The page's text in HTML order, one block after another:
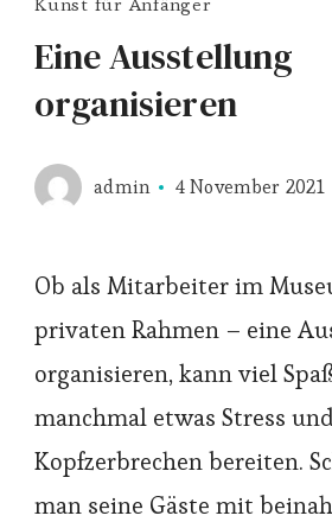
Eine Ausstellung
organisieren
admin 4 November 2021
Ob als Mitarbeiter im
privaten Rahmen – eine
organisieren, kann viel
manchmal etwas Stress
Kopfzerbrechen bereiten.
man seine Gäste mit